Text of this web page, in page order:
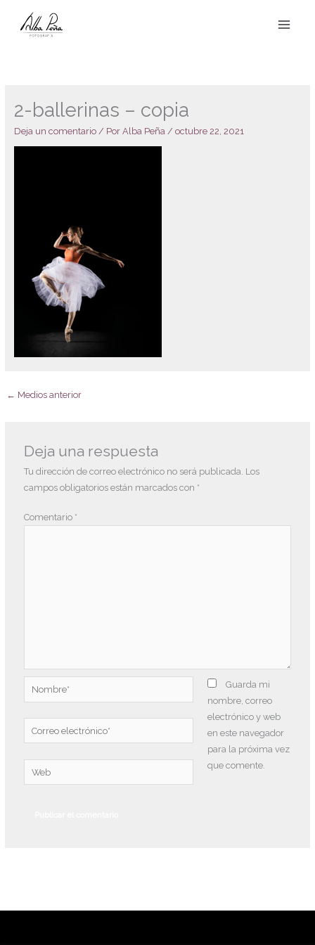
contenido
2-ballerinas – copia
Deja un comentario / Por Alba Peña / octubre 22, 2021
← Medios anterior
Deja una respuesta
Tu dirección de correo electrónico no será publicada. Los
campos obligatorios están marcados con *
Comentario *
Nombre*
Correo
electrónico*
Web
Guarda mi
nombre, correo
electrónico y web
en este navegador
para la próxima vez
que comente.